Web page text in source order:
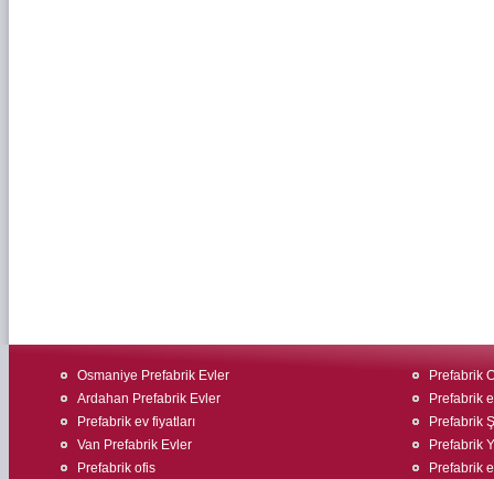
Osmaniye Prefabrik Evler
Ardahan Prefabrik Evler
Prefabrik ev fiyatları
Van Prefabrik Evler
Prefabrik ofis
Prefabrik
Prefabrik
Prefabrik
Prefabrik
Prefabrik